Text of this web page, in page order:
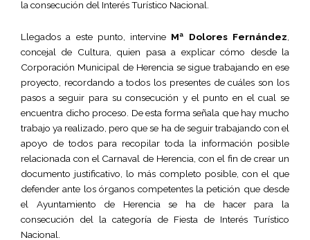
la consecución del Interés Turístico Nacional.
Llegados a este punto, intervine Mª Dolores Fernández
concejal de Cultura, quien pasa a explicar cómo desde la
Corporación Municipal de Herencia se sigue trabajando en ese
proyecto, recordando a todos los presentes de cuáles son los
pasos a seguir para su consecución y el punto en el cual se
encuentra dicho proceso. De esta forma señala que hay mucho
trabajo ya realizado, pero que se ha de seguir trabajando con el
apoyo de todos para recopilar toda la información posible
relacionada con el Carnaval de Herencia, con el fin de crear un
documento justificativo, lo más completo posible, con el que
defender ante los órganos competentes la petición que desde
el Ayuntamiento de Herencia se ha de hacer para la
consecución del la categoría de Fiesta de Interés Turístico
Nacional.